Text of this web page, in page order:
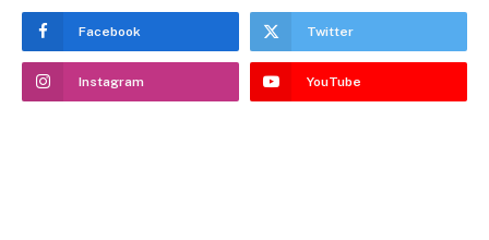
Facebook Twitter
Instagram YouTube